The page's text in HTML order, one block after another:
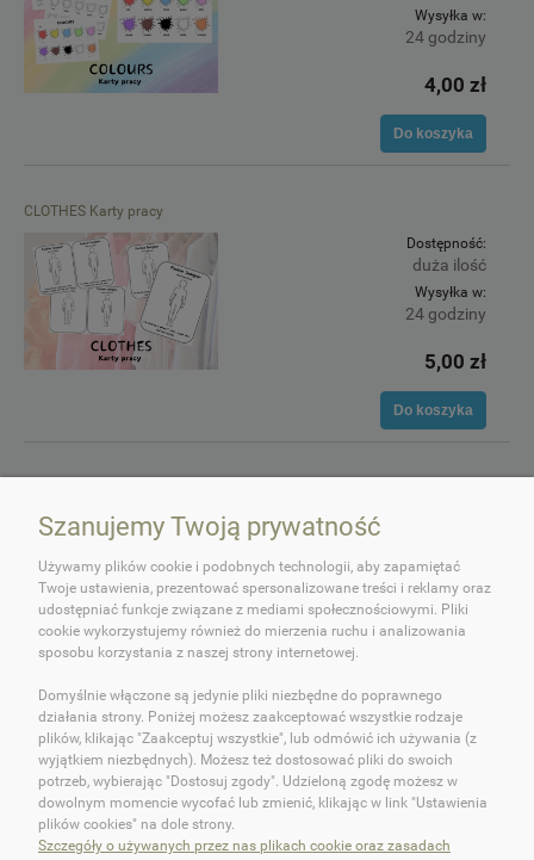
Wysyłka w:
24 godziny
4,00 zł
Do koszyka
CLOTHES Karty pracy
Dostępność:
duża ilość
Wysyłka w:
24 godziny
5,00 zł
Do koszyka
O OKEY DOKEY!
OBSŁUGA KLIENTA
POMOC
MOJE KONTO
Szanujemy Twoją prywatność
Używamy plików cookie i podobnych technologii, aby zapamiętać
Twoje ustawienia, prezentować spersonalizowane treści i reklamy oraz
udostępniać funkcje związane z mediami społecznościowymi. Pliki
cookie wykorzystujemy również do mierzenia ruchu i analizowania
sposobu korzystania z naszej strony internetowej.
Domyślnie włączone są jedynie pliki niezbędne do poprawnego
działania strony. Poniżej możesz zaakceptować wszystkie rodzaje
plików, klikając "Zaakceptuj wszystkie", lub odmówić ich używania (z
wyjątkiem niezbędnych). Możesz też dostosować pliki do swoich
potrzeb, wybierając "Dostosuj zgody". Udzieloną zgodę możesz w
dowolnym momencie wycofać lub zmienić, klikając w link "Ustawienia
plików cookies" na dole strony.
Szczegóły o używanych przez nas plikach cookie oraz zasadach